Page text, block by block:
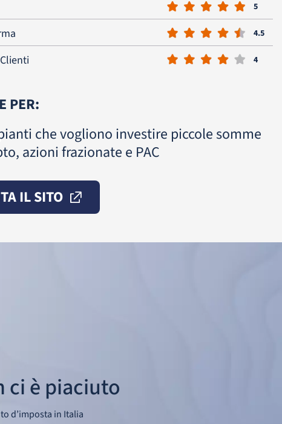
5
4.5
4
PER:
che vogliono investire piccole somme
azioni frazionate e PAC
IL SITO
ci è piaciuto
d’imposta in Italia